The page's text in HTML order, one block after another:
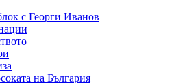
с Георги Иванов
на България